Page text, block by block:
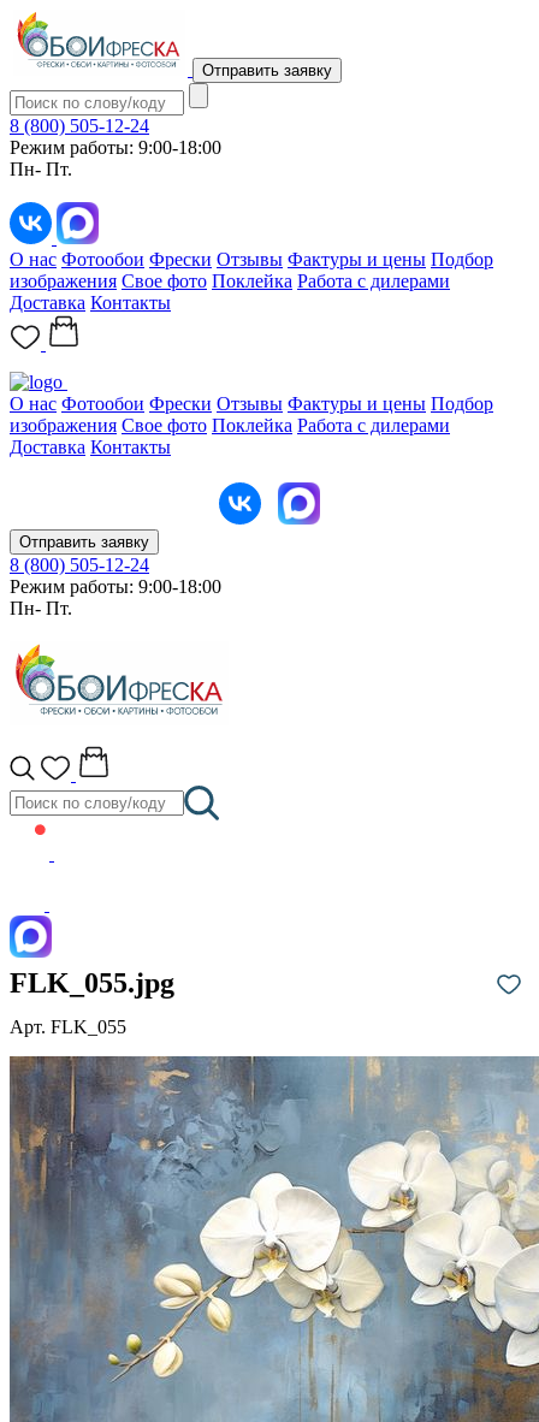
Отправить заявку
8 (800) 505-12-24
Режим работы: 9:00-18:00
Пн- Пт.
О нас Фотообои Фрески Отзывы Фактуры и цены Подбор
изображения Свое фото Поклейка Работа с дилерами
Доставка Контакты
О нас Фотообои Фрески Отзывы Фактуры и цены Подбор
изображения Свое фото Поклейка Работа с дилерами
Доставка Контакты
Отправить заявку
8 (800) 505-12-24
Режим работы: 9:00-18:00
Пн- Пт.
FLK_055.jpg
Арт. FLK_055